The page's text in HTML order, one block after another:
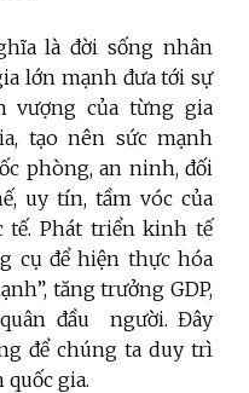
là đời sống nhân
lớn mạnh đưa tới sự
vượng của từng gia
tạo nên sức mạnh
phòng, an ninh, đối
uy tín, tầm vóc của
tế. Phát triển kinh tế
cụ để hiện thực hóa
tăng trưởng GDP,
đầu
người. Đây
để chúng ta duy trì
quốc gia.